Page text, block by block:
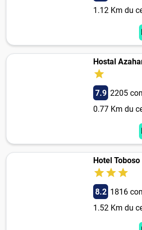
1.12 Km du
Hostal
7.9 2205
0.77 Km du
Hotel Toboso
8.2 1816
1.52 Km du